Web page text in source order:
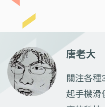
唐老大
關注各種
起手機滑